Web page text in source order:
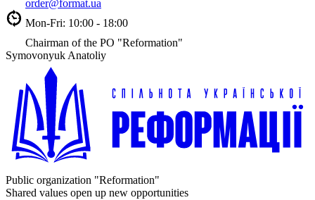
order@format.ua
Mon-Fri: 10:00 - 18:00
Chairman of the PO "Reformation"
Symovonyuk Anatoliy
Public organization "Reformation"
Shared values open up new opportunities